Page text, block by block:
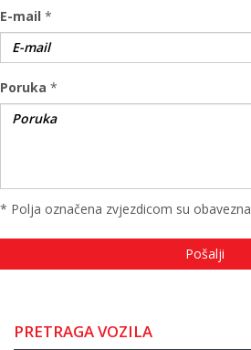
E-mail *
Poruka *
* Polja označena zvjezdicom su obavezna
PRETRAGA VOZILA